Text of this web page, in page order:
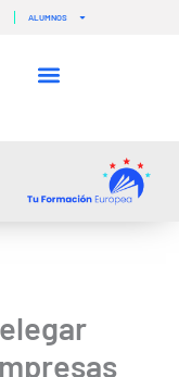
ALUMNOS